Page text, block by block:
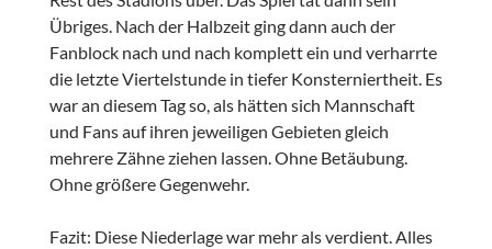
Übriges. Nach der Halbzeit ging dann auch der
Fanblock nach und nach komplett ein und verharrte
die letzte Viertelstunde in tiefer Konsterniertheit. Es
war an diesem Tag so, als hätten sich Mannschaft
und Fans auf ihren jeweiligen Gebieten gleich
mehrere Zähne ziehen lassen. Ohne Betäubung.
Ohne größere Gegenwehr.
Fazit: Diese Niederlage war mehr als verdient. Alles